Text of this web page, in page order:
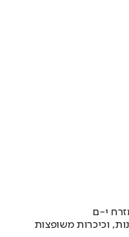
י-ם
וכיכרות משופצות